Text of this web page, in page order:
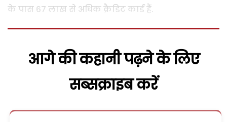
के पास 67 लाख से अधिक क्रैडिट कार्ड हैं.
आगे की कहानी पढ़ने के लिए
सब्सक्राइब करें